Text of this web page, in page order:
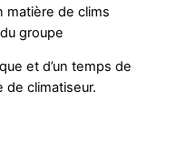
matière de clims
groupe
et d’un temps de
de climatiseur.